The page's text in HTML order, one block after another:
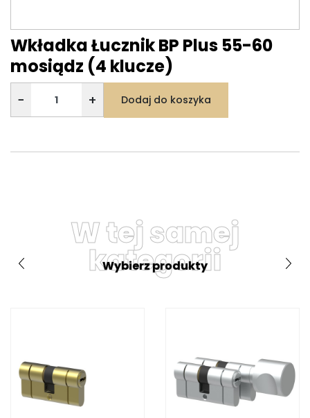
Wkładka Łucznik BP Plus 55-60
mosiądz (4 klucze)
− + Dodaj do koszyka
W tej samej
kategorii
Wybierz produkty